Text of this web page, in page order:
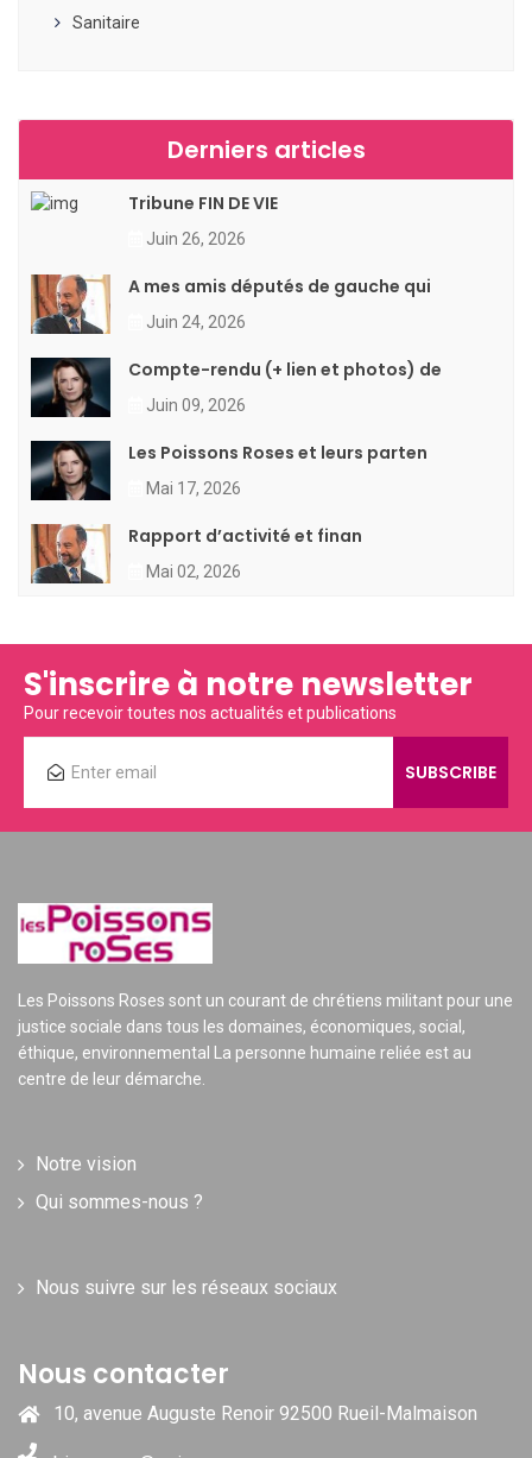
Sanitaire
Derniers articles
Tribune FIN DE VIE
Juin 26, 2026
A mes amis députés de gauche qui
Juin 24, 2026
Compte-rendu (+ lien et photos) de
Juin 09, 2026
Les Poissons Roses et leurs parten
Mai 17, 2026
Rapport d’activité et finan
Mai 02, 2026
S'inscrire à notre newsletter
Pour recevoir toutes nos actualités et publications
Les Poissons Roses sont un courant de chrétiens militant pour une
justice sociale dans tous les domaines, économiques, social,
éthique, environnemental La personne humaine reliée est au
centre de leur démarche.
Notre vision
Qui sommes-nous ?
Nous suivre sur les réseaux sociaux
Nous contacter
10, avenue Auguste Renoir 92500 Rueil-Malmaison